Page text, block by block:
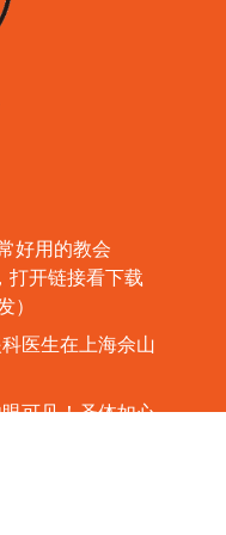
好用的教会
打开链接看下载
）
科医生在上海佘山
可见！圣体如心